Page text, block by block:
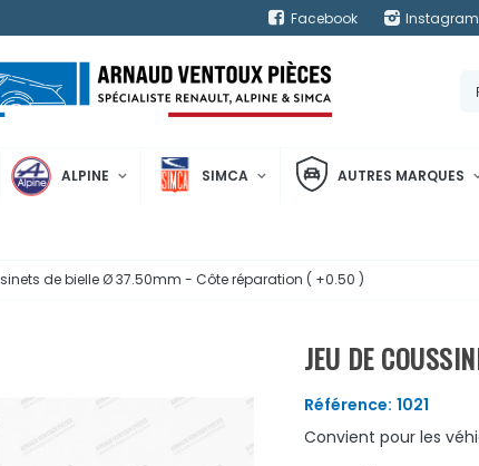
Facebook Instagram
ALPINE SIMCA AUTRES MARQUES
de bielle Ø 37.50mm - Côte réparation ( +0.50 )
JEU DE
Référence: 1021
Convient pour les